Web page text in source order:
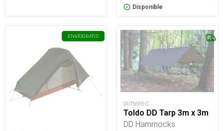
Disponible
ENVÍOGRATIS
OUT5685-C
Toldo DD Tarp 3m x 3m
DD Hammocks